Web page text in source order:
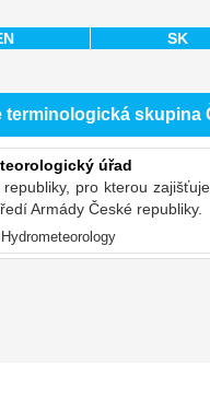
SK
terminologická
úřad
republiky, pro kterou
Armády České republiky.